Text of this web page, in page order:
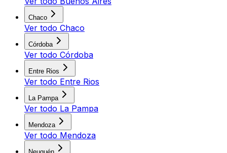
Chaco
Ver todo Chaco
Córdoba
Ver todo Córdoba
Entre Rios
Ver todo Entre Rios
La Pampa
Ver todo La Pampa
Mendoza
Ver todo Mendoza